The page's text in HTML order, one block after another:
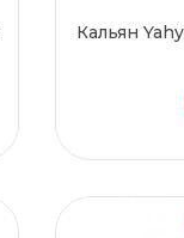
Кальян